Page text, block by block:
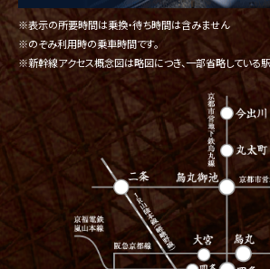
※表示の所要時間は乗換・待ち時間は含みません
※のぞみ利用時の乗車時間です。
※新幹線アクセス概念図は略図につき、一部省略している駅